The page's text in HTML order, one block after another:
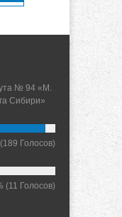
№ 94 «М.
Сибири»
(189 Голосов)
(11 Голосов)